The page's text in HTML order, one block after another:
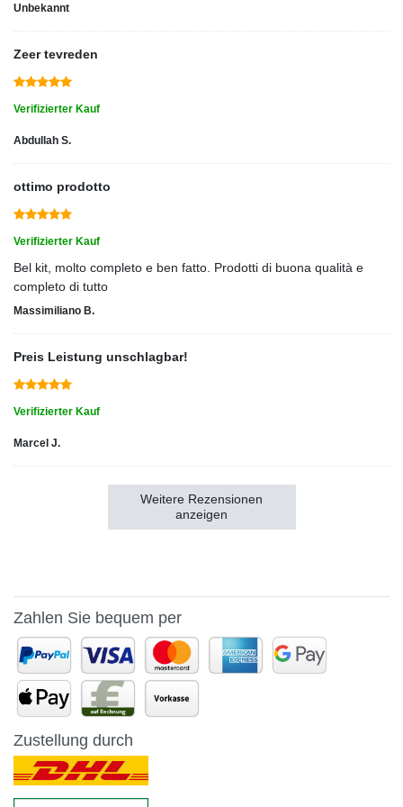
Unbekannt
Zeer tevreden
Verifizierter Kauf
Abdullah S.
ottimo prodotto
Verifizierter Kauf
Bel kit, molto completo e ben fatto. Prodotti di buona qualità e
completo di tutto
Massimiliano B.
Preis Leistung unschlagbar!
Verifizierter Kauf
Marcel J.
Weitere Rezensionen
anzeigen
Zahlen Sie bequem per
Zustellung durch